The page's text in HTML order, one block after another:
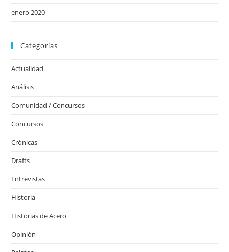
enero 2020
Categorías
Actualidad
Análisis
Comunidad / Concursos
Concursos
Crónicas
Drafts
Entrevistas
Historia
Historias de Acero
Opinión